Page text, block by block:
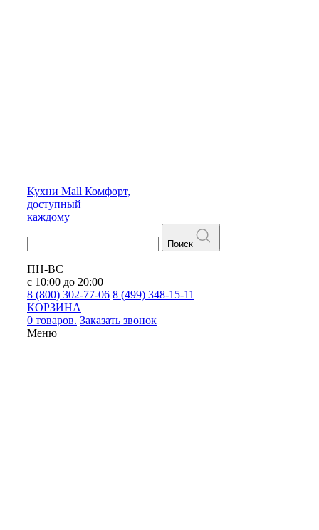
Кухни Mall Комфорт,
доступный
каждому
Поиск
ПН-ВС
с 10:00 до 20:00
8 (800) 302-77-06 8 (499) 348-15-11
КОРЗИНА
0 товаров. Заказать звонок
Меню